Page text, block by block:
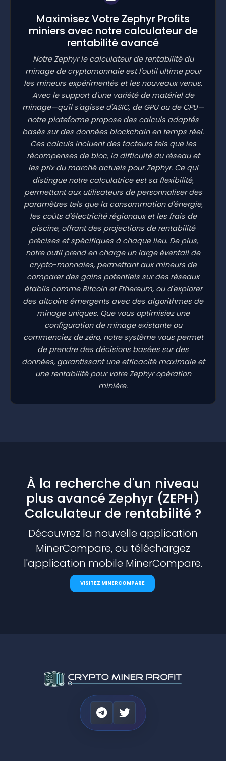
Maximisez Votre Zephyr Profits
miniers avec notre calculateur de
rentabilité avancé
Notre Zephyr le calculateur de rentabilité du
minage de cryptomonnaie est l'outil ultime pour
les mineurs expérimentés et les nouveaux venus.
Avec le support d'une variété de matériel de
minage—qu'il s'agisse d'ASIC, de GPU ou de CPU—
notre plateforme propose des calculs adaptés
basés sur des données blockchain en temps réel.
Ces calculs incluent des facteurs tels que les
récompenses de bloc, la difficulté du réseau et
les prix du marché actuels pour Zephyr. Ce qui
distingue notre calculatrice est sa flexibilité,
permettant aux utilisateurs de personnaliser des
paramètres tels que la consommation d'énergie,
les coûts d'électricité régionaux et les frais de
piscine, offrant des projections de rentabilité
précises et spécifiques à chaque lieu. De plus,
notre outil prend en charge un large éventail de
crypto-monnaies, permettant aux mineurs de
comparer des gains potentiels sur des réseaux
établis comme Bitcoin et Ethereum, ou d'explorer
des altcoins émergents avec des algorithmes de
minage uniques. Que vous optimisiez une
configuration de minage existante ou
commenciez de zéro, notre système vous permet
de prendre des décisions basées sur des
données, garantissant une efficacité maximale et
une rentabilité pour votre Zephyr opération
minière.
À la recherche d'un niveau
plus avancé Zephyr (ZEPH)
Calculateur de rentabilité ?
Découvrez la nouvelle application
MinerCompare, ou téléchargez
l'application mobile MinerCompare.
VISITEZ MINERCOMPARE